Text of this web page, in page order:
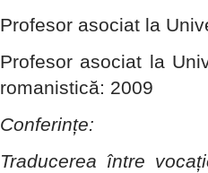
Profesor asociat la
Profesor asociat la
romanistică: 2009
Conferințe:
Traducerea între